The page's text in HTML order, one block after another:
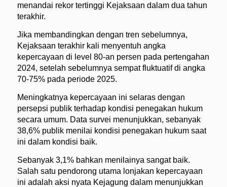
menandai rekor tertinggi Kejaksaan dalam dua tahun
terakhir.
Jika membandingkan dengan tren sebelumnya,
Kejaksaan terakhir kali menyentuh angka
kepercayaan di level 80-an persen pada pertengahan
2024, setelah sebelumnya sempat fluktuatif di angka
70-75% pada periode 2025.
Meningkatnya kepercayaan ini selaras dengan
persepsi publik terhadap kondisi penegakan hukum
secara umum. Data survei menunjukkan, sebanyak
38,6% publik menilai kondisi penegakan hukum saat
ini dalam kondisi baik.
Sebanyak 3,1% bahkan menilainya sangat baik.
Salah satu pendorong utama lonjakan kepercayaan
ini adalah aksi nyata Kejagung dalam menunjukkan